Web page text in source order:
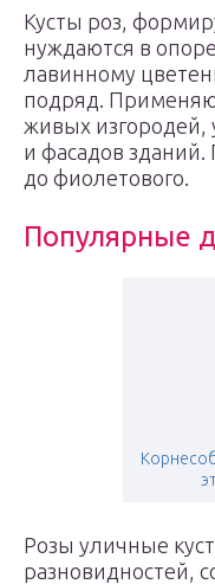
Кусты роз,
нуждаются в
лавинному
подряд.
живых изгородей,
и фасадов зданий.
до фиолетового.
Популярные
Розы уличные
разновидностей,